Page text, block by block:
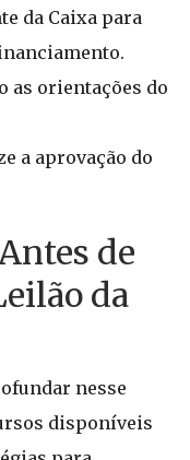
da Caixa para
as orientações do
a aprovação do
de
da
nesse
disponíveis